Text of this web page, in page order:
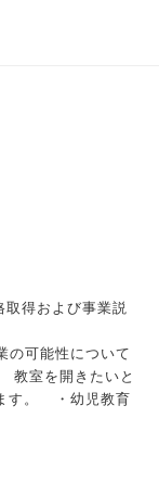
取得および事業説
可能性について
教室を開きたいと
す。 ・幼児教育